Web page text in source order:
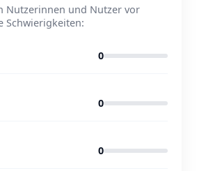
Nutzerinnen und Nutzer vor
Schwierigkeiten:
0
0
0